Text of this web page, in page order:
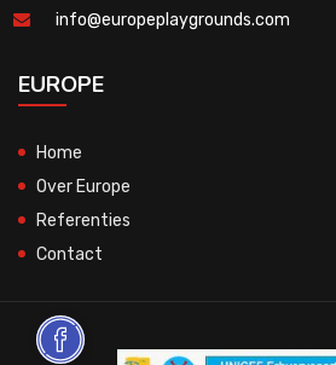
info@europeplaygrounds.com
EUROPE
Home
Over Europe
Referenties
Contact